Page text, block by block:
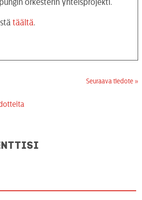
orkesterin yhteisprojekti.
täältä.
Seuraava tiedote »